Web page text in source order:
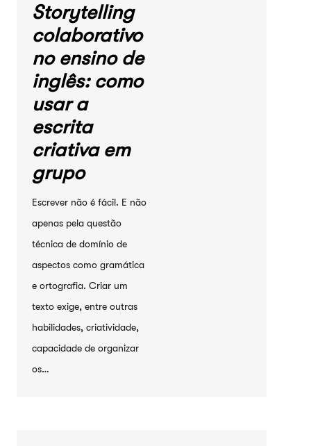
Storytelling
colaborativo
no ensino de
inglês: como
usar a
escrita
criativa em
grupo
Escrever não é fácil. E não
apenas pela questão
técnica de domínio de
aspectos como gramática
e ortografia. Criar um
texto exige, entre outras
habilidades, criatividade,
capacidade de organizar
os…